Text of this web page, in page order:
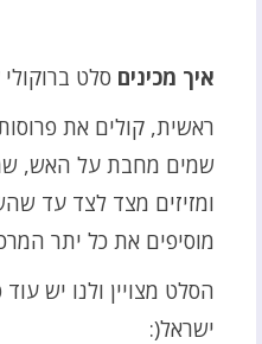
איך מכינים סלט
ראשית, קולים את
שמים מחבת על האש,
ומזיזים מצד לצד עד
מוסיפים את כל יתר
הסלט מצויין ולנו יש
ישראל(: